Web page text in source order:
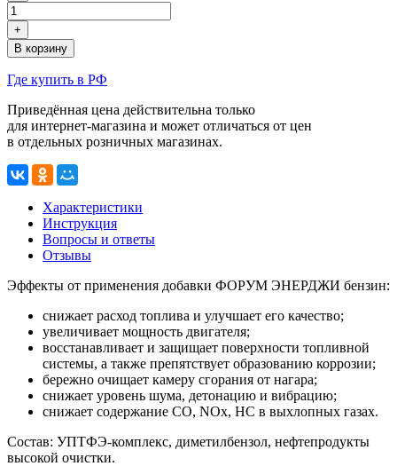
+
В корзину
Где купить в РФ
Приведённая цена действительна только
для интернет-магазина и может отличаться от цен
в отдельных розничных магазинах.
Характеристики
Инструкция
Вопросы и ответы
Отзывы
Эффекты от применения добавки ФОРУМ ЭНЕРДЖИ бензин:
снижает расход топлива и улучшает его качество;
увеличивает мощность двигателя;
восстанавливает и защищает поверхности топливной
системы, а также препятствует образованию коррозии;
бережно очищает камеру сгорания от нагара;
снижает уровень шума, детонацию и вибрацию;
снижает содержание CO, NOx, HC в выхлопных газах.
Состав: УПТФЭ-комплекс, диметилбензол, нефтепродукты
высокой очистки.